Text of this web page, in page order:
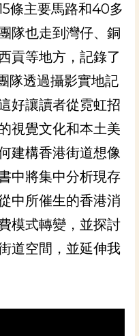
條主要馬路和40多
隊也走到灣仔、銅
貢等地方，記錄了
隊透過攝影實地記
好讓讀者從霓虹招
視覺文化和本土美
建構香港街道想像
中將集中分析現存
中所催生的香港消
模式轉變，並探討
道空間，並延伸我